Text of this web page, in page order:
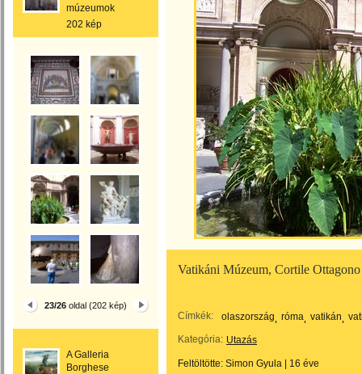
múzeumok
202 kép
23/26 oldal (202 kép)
A Galleria
Borghese
Vatikáni Múzeum, Cortile
Címkék: olaszország róma vatikán
Kategória: Utazás
Feltöltötte: Simon Gyula 16 éve